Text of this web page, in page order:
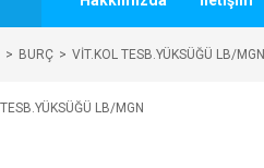
BURÇ VİT.KOL TESB.YÜKSÜĞÜ LB/MGN